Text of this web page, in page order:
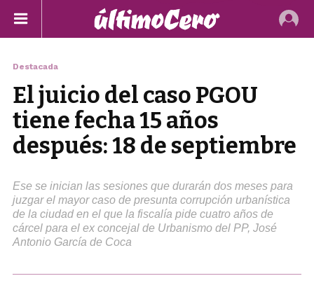
Destacada
El juicio del caso PGOU
tiene fecha 15 años
después: 18 de septiembre
Ese se inician las sesiones que durarán dos meses para
juzgar el mayor caso de presunta corrupción urbanística
de la ciudad en el que la fiscalía pide cuatro años de
cárcel para el ex concejal de Urbanismo del PP, José
Antonio García de Coca